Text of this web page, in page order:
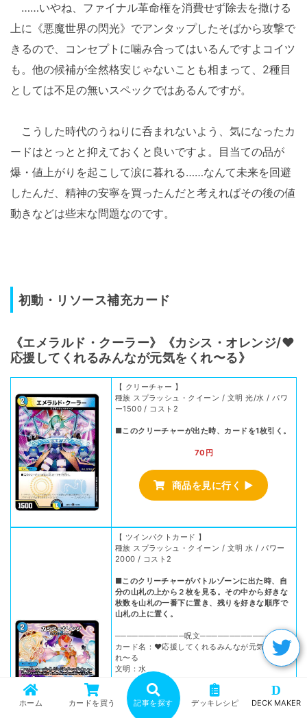
……いやね、ファイナル革命権を消費せず除去を撒ける
上に《悪魔世界の閃光》でアンタップしたそばから攻撃で
きるので、コンセプトに噛み合ってはいるんですよコイツ
も。他の候補が全然格安じゃないことも相まって、2種目
としては不足の無いスペックではあるんですが。
こうした時代のうねりに呑まれないよう、気になったカ
ードはとっとと抑えておくと良いですよ。目当ての品が
爆・値上がりを起こして涙に暮れる……なんて未来を回避
したんだ、精神の安寧を買ったんだと考えればその後の値
動きなどは些末な問題なのです。
初動・リソース補充カード
《エメラルド・クーラー》《カシス・オレンジ/♥
応援してくれるみんなが元気をくれ〜る》
【 クリーチャー 】
種族 スプラッシュ・クイーン / 文明 光/水 / パワ
ー1500 / コスト2
■このクリーチャーが出た時、カードを1枚引く。
70円
商品を見に行く ▶
【 ツインパクトカード 】
種族 スプラッシュ・クイーン / 文明 水 / パワー
2000 / コスト2
■このクリーチャーがバトルゾーンに出た時、自
分の山札の上から２枚を見る。その中から好きな
枚数を山札の一番下に置き、残りを好きな順序で
山札の上に置く。
────────────呪文────────────
カード名：♥応援してくれるみんなが元気をく
れ〜る
文明：水
コスト：4マナ
■Ｓ・トリガー（この呪文をシールドゾーンから
手札に加える時、コストを支払わずにすぐ唱えて
ホーム カードを買う 記事を探す デッキレシピ
D
DECK MAKER